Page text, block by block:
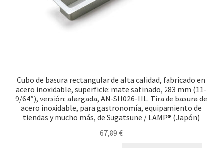
Cubo de basura rectangular de alta calidad, fabricado en
acero inoxidable, superficie: mate satinado, 283 mm (11-
9/64″), versión: alargada, AN-SH026-HL. Tira de basura de
acero inoxidable, para gastronomía, equipamiento de
tiendas y mucho más, de Sugatsune / LAMP® (Japón)
67,89 €